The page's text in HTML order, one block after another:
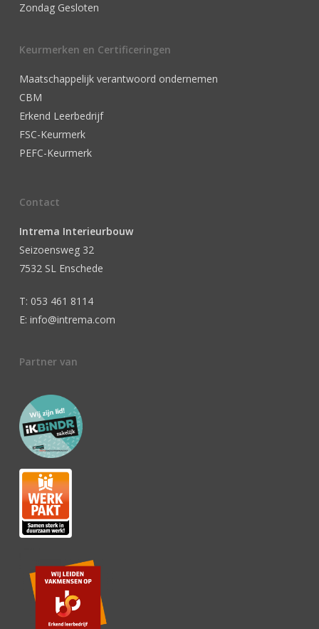
Zondag Gesloten
Keurmerken en Certificeringen
Maatschappelijk verantwoord ondernemen
CBM
Erkend Leerbedrijf
FSC-Keurmerk
PEFC-Keurmerk
Contact
Intrema Interieurbouw
Seizoensweg 32
7532 SL Enschede
T: 053 461 8114
E: info@intrema.com
Partner van